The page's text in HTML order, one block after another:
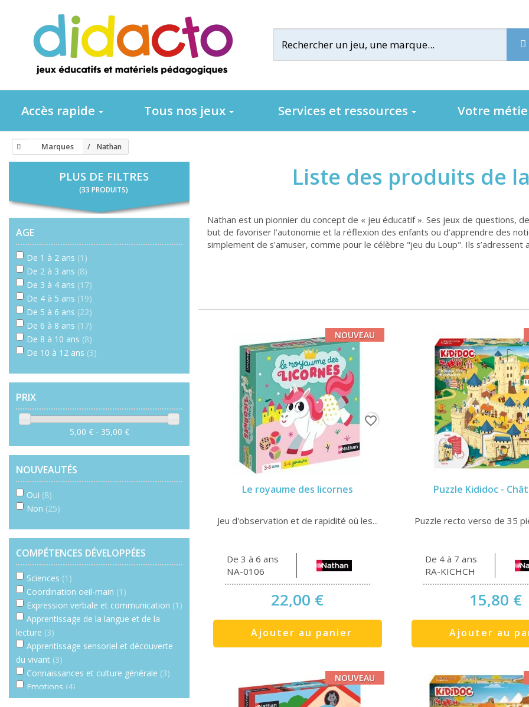
Accès rapide Tous nos jeux Services et ressources Votre
Marques Nathan
PLUS DE FILTRES
(33 PRODUITS)
AGE
De 1 à 2 ans (1)
De 2 à 3 ans (8)
De 3 à 4 ans (17)
De 4 à 5 ans (19)
De 5 à 6 ans (22)
De 6 à 8 ans (17)
De 8 à 10 ans (8)
De 10 à 12 ans (3)
PRIX
5,00 € - 35,00 €
NOUVEAUTÉS
Oui (8)
Non (25)
COMPÉTENCES DÉVELOPPÉES
Sciences (1)
Coordination oeil-main (1)
Expression verbale et communication (1)
Apprentissage de la langue et de la
lecture (3)
Apprentissage sensoriel et découverte
du vivant (3)
Connaissances et culture générale (3)
Emotions (4)
Coopération(5)
Liste des produits de
Nathan est un pionnier du concept de « jeu éducatif ». Ses jeux de
but de favoriser l’autonomie et la réflexion des enfants ou d’apprendre des
simplement de s'amuser, comme pour le célèbre "jeu du Loup". Ils s’adressent
Le royaume des licornes
Jeu d'observation et de rapidité où les...
De 3 à 6 ans
NA-0106
22,00 €
Ajouter au panier
NOUVEAU
favorite_border
Puzzle Kididoc -
Puzzle recto verso de 35
De 4 à 7 ans
RA-KICHCH
15,80 €
Ajouter au
NOUVEAU